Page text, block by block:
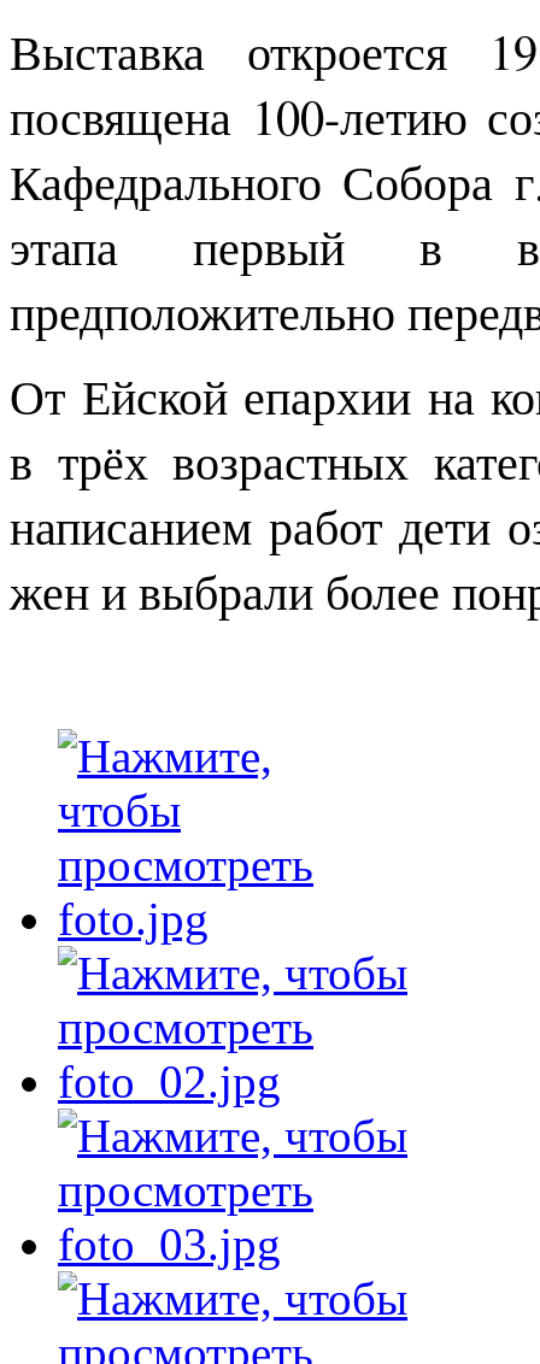
Выставка откроется
посвящена 100-летию
Кафедрального Собора
этапа первый в
предположительно
От Ейской епархии на
в трёх возрастных
написанием работ дети
жен и выбрали более